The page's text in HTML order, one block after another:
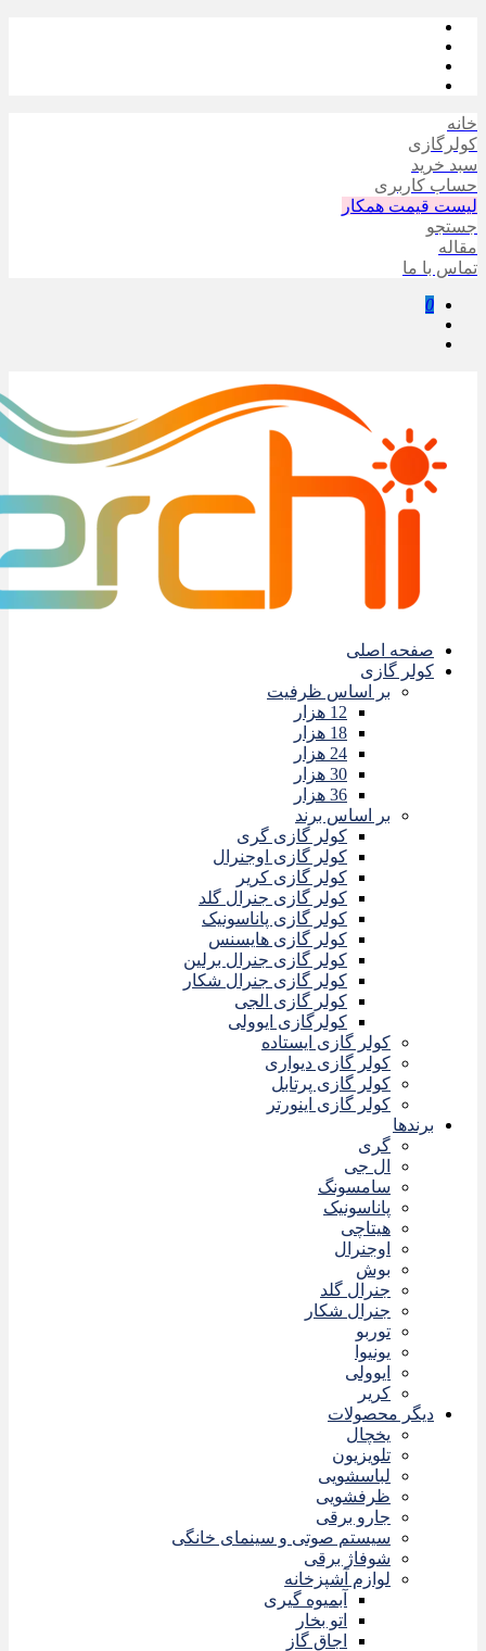
خانه
کولرگازی
سبد خرید
حساب کاربری
لیست قیمت همکار
جستجو
مقاله
تماس با ما
0
صفحه اصلی
کولر گازی
بر اساس ظرفیت
12 هزار
18 هزار
24 هزار
30 هزار
36 هزار
بر اساس برند
کولر گازی گری
کولر گازی اوجنرال
کولر گازی کریر
کولر گازی جنرال گلد
کولر گازی پاناسونیک
کولر گازی هایسنس
کولر گازی جنرال برلین
کولر گازی جنرال شکار
کولر گازی الجی
کولرگازی ایوولی
کولر گازی ایستاده
کولر گازی دیواری
کولر گازی پرتابل
کولر گازی اینورتر
برندها
گری
ال جی
سامسونگ
پاناسونیک
هیتاچی
اوجنرال
بوش
جنرال گلد
جنرال شکار
توربو
یونیوا
ایوولی
کریر
دیگر محصولات
یخچال
تلویزیون
لباسشویی
ظرفشویی
جارو برقی
سیستم صوتی و سینمای خانگی
شوفاژ برقی
لوازم آشپزخانه
آبمیوه گیری
اتو بخار
اجاق گاز